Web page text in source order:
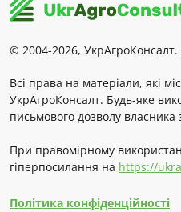
© 2004-2026, УкрАгроКонсалт.
Всі права на матеріали, які
УкрАгроКонсалт. Будь-яке
письмового дозволу власника
При правомірному
гіперпосилання на https://
Політика конфіденційності